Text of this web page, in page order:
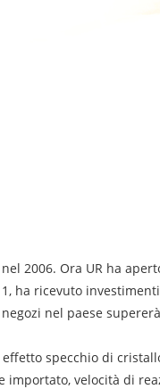
2006. Ora UR ha
ha ricevuto
nel paese
specchio di
velocità di